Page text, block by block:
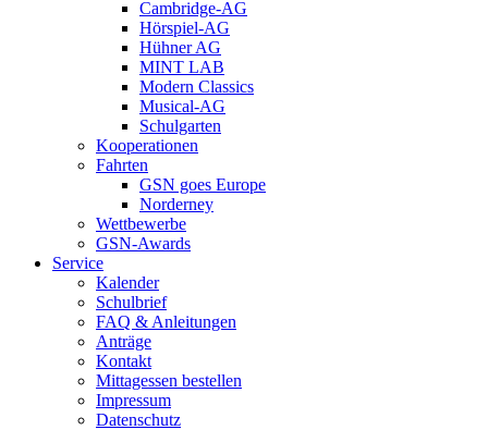
Cambridge-AG
Hörspiel-AG
Hühner AG
MINT LAB
Modern Classics
Musical-AG
Schulgarten
Kooperationen
Fahrten
GSN goes Europe
Norderney
Wettbewerbe
GSN-Awards
Service
Kalender
Schulbrief
FAQ & Anleitungen
Anträge
Kontakt
Mittagessen bestellen
Impressum
Datenschutz